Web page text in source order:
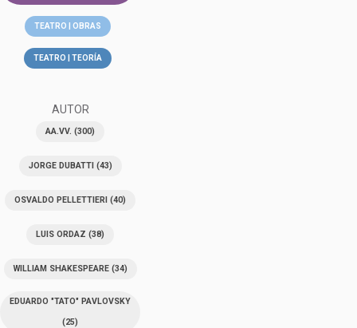
TEATRO | OBRAS
TEATRO | TEORÍA
AUTOR
AA.VV. (300)
JORGE DUBATTI(43)
OSVALDO PELLETTIERI (40)
LUIS ORDAZ (38)
WILLIAM SHAKESPEARE(34)
EDUARDO "TATO" PAVLOVSKY
(25)